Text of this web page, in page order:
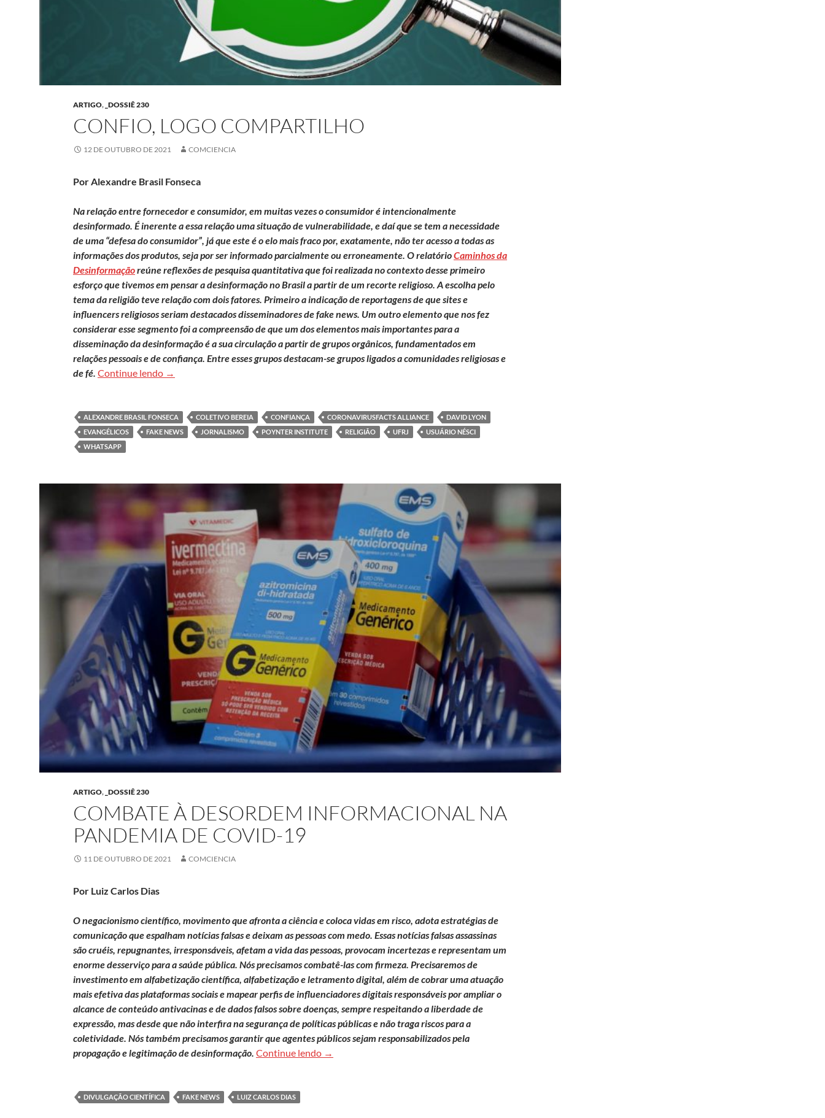
ARTIGO, _DOSSIÊ 230
CONFIO, LOGO COMPARTILHO
12 DE OUTUBRO DE 2021 COMCIENCIA
Por Alexandre Brasil Fonseca
Na relação entre fornecedor e consumidor, em muitas vezes o consumidor é intencionalmente
desinformado. É inerente a essa relação uma situação de vulnerabilidade, e daí que se tem a necessidade
de uma “defesa do consumidor”, já que este é o elo mais fraco por, exatamente, não ter acesso a todas as
informações dos produtos, seja por ser informado parcialmente ou erroneamente. O relatórioCaminhos da
Desinformaçãoreúne reflexões de pesquisa quantitativa que foi realizada no contexto desse primeiro
esforço que tivemos em pensar a desinformação no Brasil a partir de um recorte religioso. A escolha pelo
tema da religião teve relação com dois fatores. Primeiro a indicação de reportagens de que sites e
influencers religiosos seriam destacados disseminadores de fake news. Um outro elemento que nos fez
considerar esse segmento foi a compreensão de que um dos elementos mais importantes para a
disseminação da desinformação é a sua circulação a partir de grupos orgânicos, fundamentados em
relações pessoais e de confiança. Entre esses grupos destacam-se grupos ligados a comunidades religiosas e
de fé. Continue lendo Confio, logo compartilho
→
ALEXANDRE BRASIL FONSECA COLETIVO BEREIA CONFIANÇA CORONAVIRUSFACTS ALLIANCE
DAVID LYON
EVANGÉLICOS
FAKE NEWS JORNALISMO POYNTER INSTITUTE RELIGIÃO UFRJ
USUÁRIO NÉSCI
WHATSAPP
ARTIGO, _DOSSIÊ 230
COMBATE À DESORDEM INFORMACIONAL NA
PANDEMIA DE COVID-19
11 DE OUTUBRO DE 2021 COMCIENCIA
Por Luiz Carlos Dias
O negacionismo científico, movimento que afronta a ciência e coloca vidas em risco, adota estratégias de
comunicação que espalham notícias falsas e deixam as pessoas com medo. Essas notícias falsas assassinas
são cruéis, repugnantes, irresponsáveis, afetam a vida das pessoas, provocam incertezas e representam um
enorme desserviço para a saúde pública. Nós precisamos combatê-las com firmeza. Precisaremos de
investimento em alfabetização científica, alfabetização e letramento digital, além de cobrar uma atuação
mais efetiva das plataformas sociais e mapear perfis de influenciadores digitais responsáveis por ampliar o
alcance de conteúdo antivacinas e de dados falsos sobre doenças, sempre respeitando a liberdade de
expressão, mas desde que não interfira na segurança de políticas públicas e não traga riscos para a
coletividade. Nós também precisamos garantir que agentes públicos sejam responsabilizados pela
propagação e legitimação de desinformação. Continue lendo Combate à desordem informacional na pandemia de covid-19
→
DIVULGAÇÃO CIENTÍFICA FAKE NEWS LUIZ CARLOS DIAS